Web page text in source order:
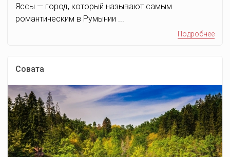
Яссы — город, который называют самым
романтическим в Румынии ...
Подробнее
Совата